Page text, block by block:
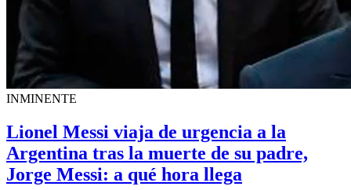
INMINENTE
Lionel Messi viaja de urgencia a la
Argentina tras la muerte de su padre,
Jorge Messi: a qué hora llega